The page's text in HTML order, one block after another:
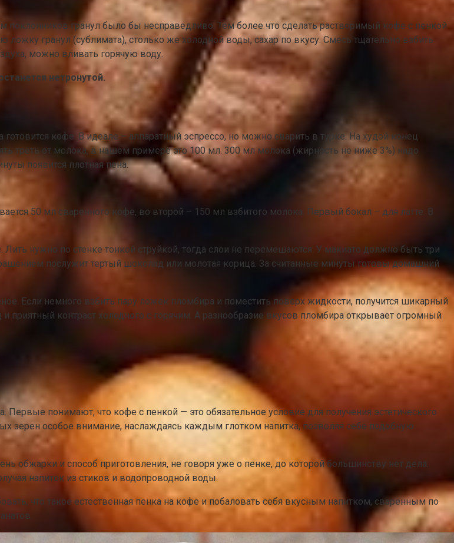
поклонников гранул было бы несправедливо. Тем более что сделать растворимый кофе с пенкой
гранул (сублимата), столько же холодной воды, сахар по вкусу. Смесь тщательно взбить
можно вливать горячую воду.
нетронутой.
кофе. В идеале – аппаратный эспрессо, но можно сварить в турке. На худой конец
треть от молока, в нашем примере это 100 мл. 300 мл молока (жирность не ниже 3%) надо
появится плотная пена.
50 мл сваренного кофе, во второй – 150 мл взбитого молока. Первый бокал – для латте. В
нужно по стенке тонкой струйкой, тогда слои не перемешаются. У макиато должно быть три
послужит тертый шоколад или молотая корица. За считанные минуты готовы домашний
Если немного взбить пару ложек пломбира и поместить поверх жидкости, получится шикарный
приятный контраст холодного с горячим. А разнообразие вкусов пломбира открывает огромный
понимают, что кофе с пенкой — это обязательное условие для получения эстетического
зерен особое внимание, наслаждаясь каждым глотком напитка, позволяя себе подобную
обжарки и способ приготовления, не говоря уже о пенке, до которой большинству нет дела.
напиток из стиков и водопроводной воды.
что такое естественная пенка на кофе и побаловать себя вкусным напитком, сваренным по